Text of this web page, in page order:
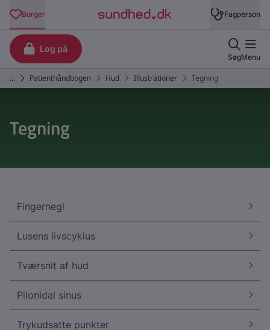
Tegning
Fingernegl
Lusens livscyklus
Tværsnit af hud
Pilonidal sinus
Trykudsatte punkter